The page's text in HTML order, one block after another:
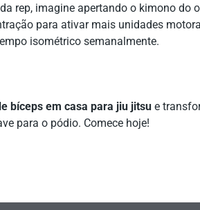
rep, imagine apertando o kimono do
para ativar mais unidades
isométrico semanalmente.
bíceps em casa para jiu jitsu e
para o pódio. Comece hoje!